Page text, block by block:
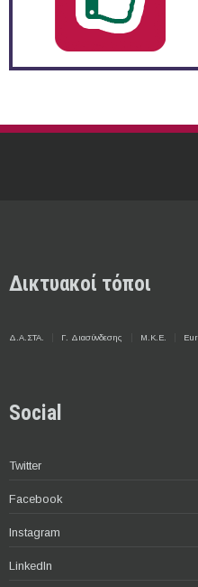
Δικτυακοί τόποι
Δ.Α.ΣΤΑ. Γ. Διασύνδεσης Μ.Κ.Ε.
Social
Twitter
Facebook
Instagram
LinkedIn